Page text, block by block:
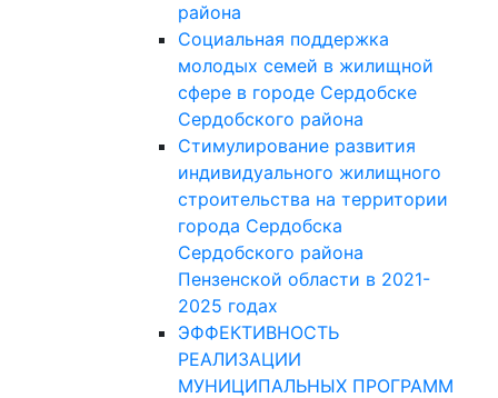
района
Социальная поддержка
молодых семей в жилищной
сфере в городе Сердобске
Сердобского района
Стимулирование развития
индивидуального жилищного
строительства на территории
города Сердобска
Сердобского района
Пензенской области в 2021-
2025 годах
ЭФФЕКТИВНОСТЬ
РЕАЛИЗАЦИИ
МУНИЦИПАЛЬНЫХ ПРОГРАММ